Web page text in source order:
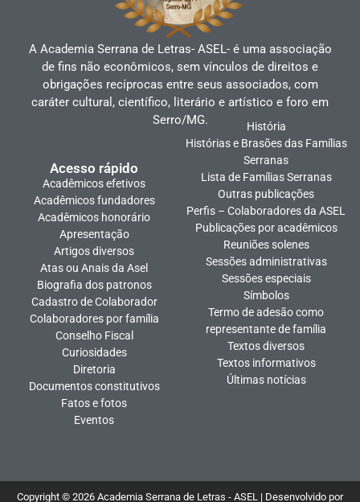
A Academia Serrana de Letras- ASEL- é uma associação
de fins não econômicos, sem vínculos de direitos e
obrigações recíprocas entre seus associados, com
caráter cultural, científico, literário e artístico e foro em
Serro/MG.
Acesso rápido
Acadêmicos efetivos
Acadêmicos fundadores
Acadêmicos honorário
Apresentação
Artigos diversos
Atas ou Anais da Asel
Biografia dos patronos
Cadastro de Colaborador
Colaboradores por família
Conselho Fiscal
Curiosidades
Diretoria
Documentos constitutivos
Fatos e fotos
Eventos
História
Histórias e Brasões das Famílias
Serranas
Lista de Famílias Serranas
Outras publicações
Perfis – Colaboradores da ASEL
Publicações por acadêmicos
Reuniões solenes
Sessões administrativas
Sessões especiais
Símbolos
Termo de adesão como
representante de família
Textos diversos
Textos informativos
Últimas notícias
Copyright © 2026 Academia Serrana de Letras - ASEL | Desenvolvido por